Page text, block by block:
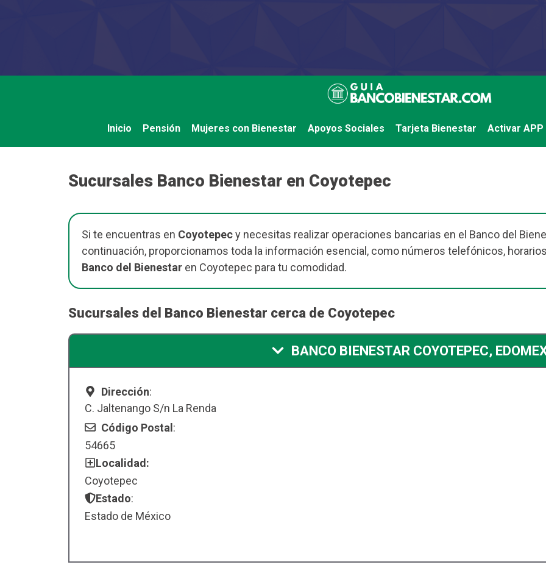
Inicio Pensión Mujeres con Bienestar Apoyos Sociales Tarjeta Bienestar Activar APP
Sucursales Banco Bienestar en Coyotepec
Si te encuentras en Coyotepecy necesitas realizar operaciones bancarias en el Banco del
continuación, proporcionamos toda la información esencial, como números telefónicos,
Banco del Bienestar en Coyotepec para tu comodidad.
Sucursales del Banco Bienestar cerca de Coyotepec
BANCO BIENESTAR COYOTEPEC,
Dirección:
C. Jaltenango S/n La Renda
Código Postal:
54665
Localidad:
Coyotepec
Estado:
Estado de México